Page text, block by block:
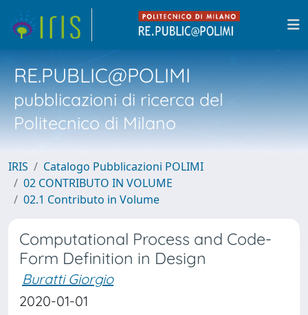
RE.PUBLIC@POLIMI
pubblicazioni di ricerca del
Politecnico di Milano
IRIS
Catalogo Pubblicazioni POLIMI
02 CONTRIBUTO IN VOLUME
02.1 Contributo in Volume
Computational Process and Code-
Form Definition in Design
Buratti Giorgio
2020-01-01